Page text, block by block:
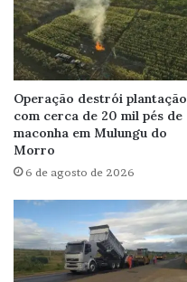
Operação destrói plantação
com cerca de 20 mil pés de
maconha em Mulungu do
Morro
6 de agosto de 2026